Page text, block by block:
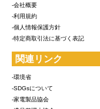
-会社概要
-利用規約
-個人情報保護方針
-特定商取引法に基づく表記
関連リンク
-環境省
-SDGsについて
-家電製品協会